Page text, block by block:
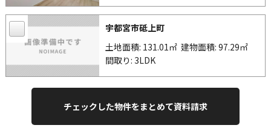
宇都宮市砥上町
土地面積: 131.01㎡建物面積: 97.29㎡
間取り: 3LDK